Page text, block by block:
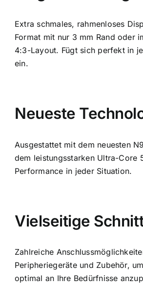
Extra schmales, rahmenloses
Format mit nur 3 mm Rand oder
4:3-Layout. Fügt sich perfekt in
ein.
Neueste
Ausgestattet mit dem neuesten
dem leistungsstarken Ultra-Core
Performance in jeder Situation.
Vielseitige
Zahlreiche
Peripheriegeräte und Zubehör,
optimal an Ihre Bedürfnisse